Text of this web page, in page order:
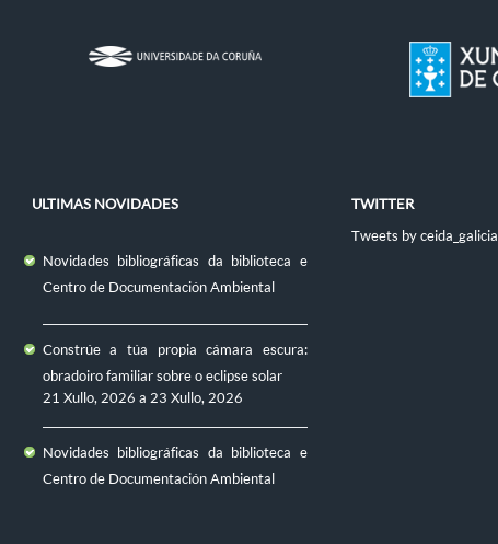
ULTIMAS NOVIDADES
Novidades bibliográficas da biblioteca e
Centro de Documentación Ambiental
Constrúe a túa propia cámara escura:
obradoiro familiar sobre o eclipse solar
21 Xullo, 2026 a 23 Xullo, 2026
Novidades bibliográficas da biblioteca e
Centro de Documentación Ambiental
TWITTER
Tweets by ceida_galicia